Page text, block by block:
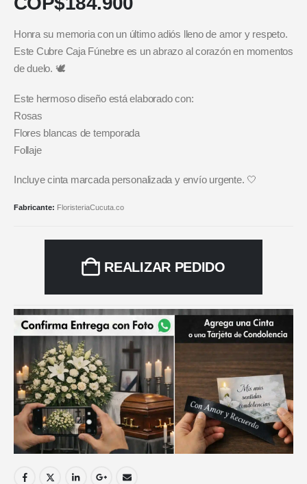
Honra su memoria con un último adiós lleno de amor y respeto.
Este Cubre Caja Fúnebre es un abrazo al corazón en momentos
de duelo. 🕊️
Este hermoso diseño está elaborado con:
Rosas
Flores blancas de temporada
Follaje
Incluye cinta marcada personalizada y envío urgente. 🤍
Fabricante: FloristeriaCucuta.co
REALIZAR PEDIDO